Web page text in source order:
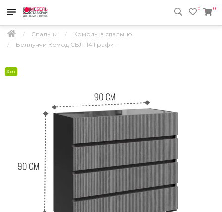
0
0
Спальни
Комоды в спальню
Беллуччи Комод СБЛ-14 Графит
Хит